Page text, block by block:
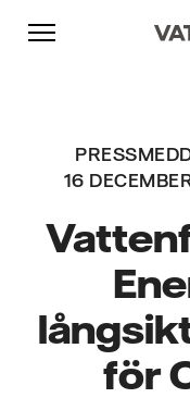
Skip to content
Gå till
Gå till sidfoten
16
för
Gå till